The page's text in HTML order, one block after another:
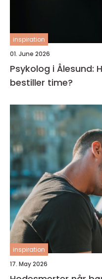
inspiration
01. June 2026
Psykolog i Ålesund:
bestiller time?
inspiration
17. May 2026